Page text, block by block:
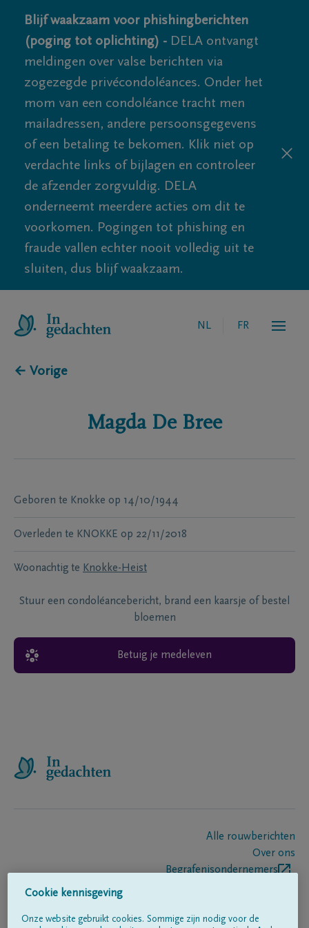
Blijf waakzaam voor phishingberichten
(poging tot oplichting) - DELA ontvangt
meldingen over valse berichten via
zogezegde privécondoléances. Onder het
mom van een condoléance tracht men
mailadressen, andere persoonsgegevens
of een betaling te bekomen. Klik niet op
verdachte links of bijlagen en controleer
de afzender zorgvuldig. DELA
onderneemt meerdere acties om dit te
voorkomen. Pogingen tot phishing en
fraude vallen echter nooit volledig uit te
sluiten, dus blijf waakzaam.
NL FR
← Vorige
Magda De Bree
Geboren te Knokke op 14/10/1944
Overleden te KNOKKE op 22/11/2018
Woonachtig te Knokke-Heist
Stuur een condoléancebericht, brand een kaarsje of bestel
bloemen
Betuig je medeleven
Alle rouwberichten
Over ons
Begrafenisondernemers
Cookie kennisgeving
Onze website gebruikt cookies. Sommige zijn nodig voor de